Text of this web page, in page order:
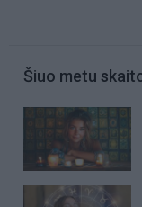
Šiuo metu